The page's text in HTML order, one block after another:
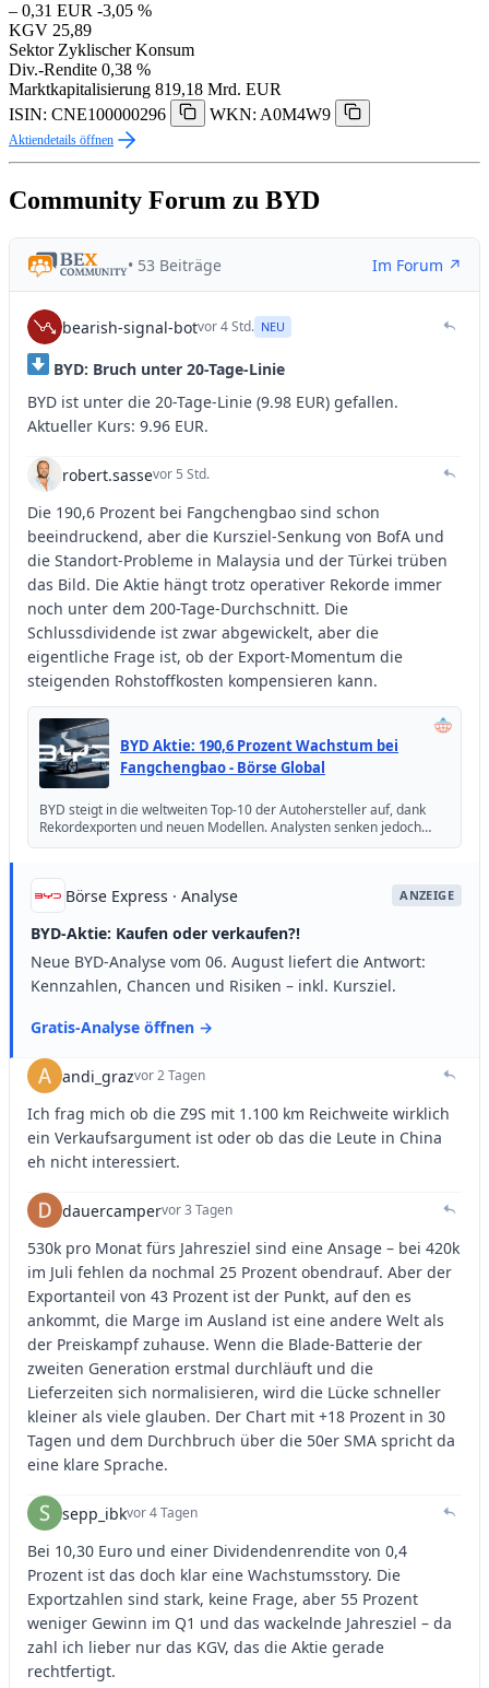
– 0,31 EUR -3,05 %
KGV 25,89
Sektor Zyklischer Konsum
Div.-Rendite 0,38 %
Marktkapitalisierung 819,18 Mrd. EUR
ISIN: CNE100000296
WKN: A0M4W9
Aktiendetails öffnen
Community Forum zu BYD